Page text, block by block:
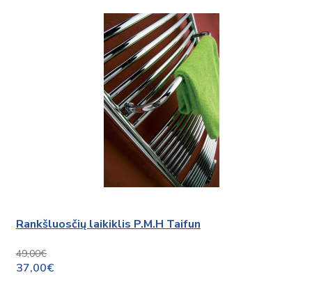
Rankšluosčių laikiklis P.M.H Taifun
49,00€
37,00€